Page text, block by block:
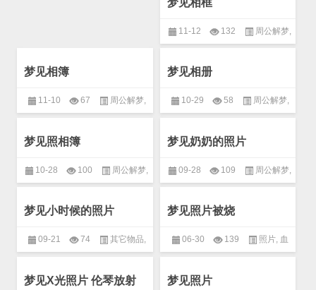
11-12 132 周公解梦
梦见相簿
11-10 67 周公解梦,
梦见相册
10-29 58 周公解梦,
梦见照相簿
10-28 100 周公解梦
梦见奶奶的照片
09-28 109 周公解梦
梦见小时候的照片
09-21 74 其它物品,
梦见照片被烧
06-30 139 照片, 血
梦见X光照片 伦琴放射
梦见照片